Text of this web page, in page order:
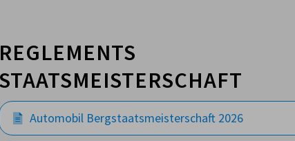
REGLEMENTS
STAATSMEISTERSCHAFT
Automobil Bergstaatsmeisterschaft 2026